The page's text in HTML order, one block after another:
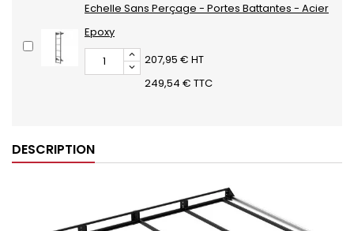
Echelle Sans Perçage - Portes Battantes - Acier
Epoxy
207,95 € HT
249,54 € TTC
DESCRIPTION